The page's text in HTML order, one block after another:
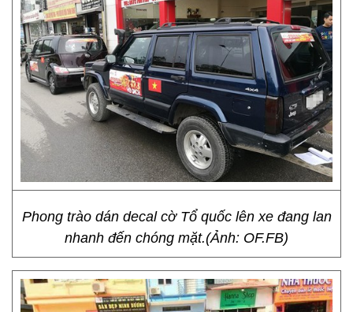
Phong trào dán decal cờ Tổ quốc lên xe đang lan
nhanh đến chóng mặt.(Ảnh: OF.FB)